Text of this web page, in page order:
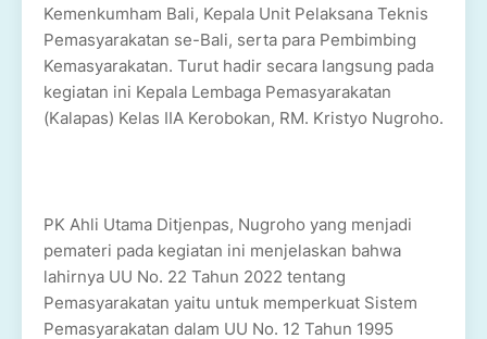
Kemenkumham Bali, Kepala Unit Pelaksana Teknis
Pemasyarakatan se-Bali, serta para Pembimbing
Kemasyarakatan. Turut hadir secara langsung pada
kegiatan ini Kepala Lembaga Pemasyarakatan
(Kalapas) Kelas IIA Kerobokan, RM. Kristyo Nugroho.
PK Ahli Utama Ditjenpas, Nugroho yang menjadi
pemateri pada kegiatan ini menjelaskan bahwa
lahirnya UU No. 22 Tahun 2022 tentang
Pemasyarakatan yaitu untuk memperkuat Sistem
Pemasyarakatan dalam UU No. 12 Tahun 1995